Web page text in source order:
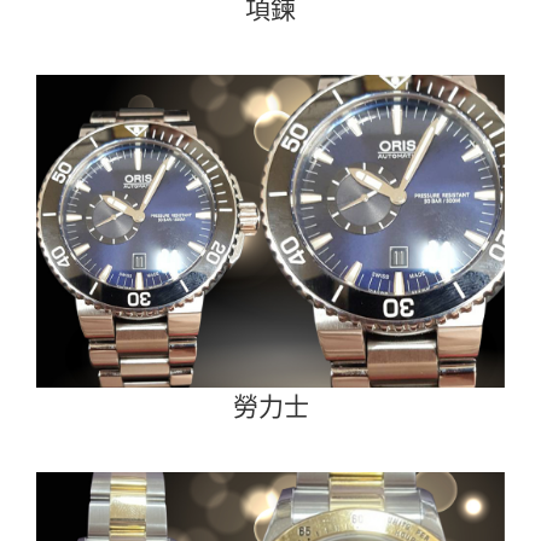
項鍊
勞力士